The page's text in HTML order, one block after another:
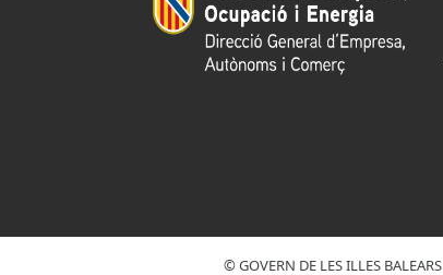
© GOVERN DE LES ILLES BALEARS